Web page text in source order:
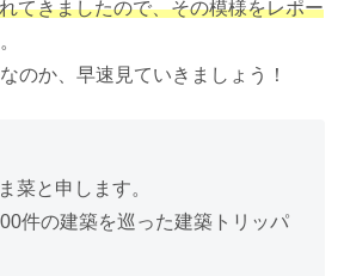
てきましたので、その模様をレポー
のか、早速見ていきましょう！
菜と申します。
件の建築を巡った建築トリッパ